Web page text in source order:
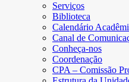
Serviços
Biblioteca
Calendário
Canal de
Conheça-nos
Coordenação
CPA – Comissão